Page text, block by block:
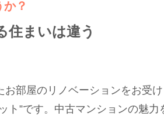
？
住まいは違う
部屋のリノベーションをお受
ト”です。中古マンションの魅力